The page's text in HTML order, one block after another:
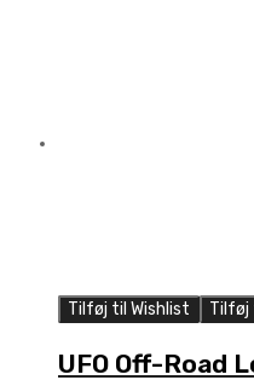
Tilføj til Wishlist Tilføj
UFO Off-Road